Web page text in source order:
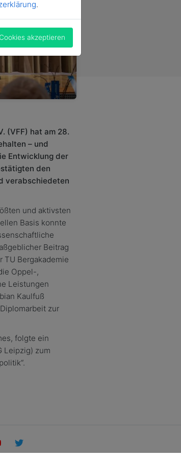
(VFF) hat am 28.
– und
Entwicklung der
den
verabschiedeten
und aktivsten
Basis konnte
Beitrag
TU Bergakademie
Oppel-,
Leistungen
Kaulfuß
zur
folgte ein
Leipzig) zum
.
akzeptieren